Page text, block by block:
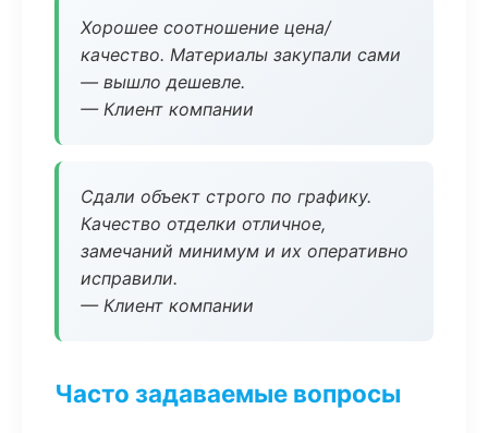
Хорошее соотношение цена/
качество. Материалы закупали сами
— вышло дешевле.
— Клиент компании
Сдали объект строго по графику.
Качество отделки отличное,
замечаний минимум и их оперативно
исправили.
— Клиент компании
Часто задаваемые вопросы